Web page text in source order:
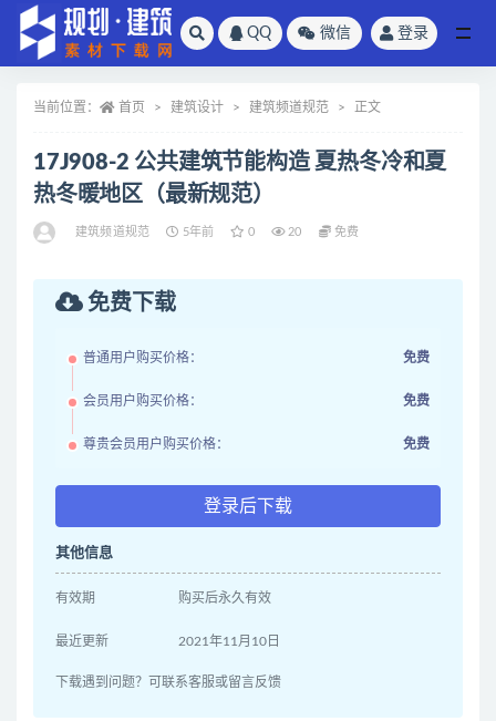
QQ 微信 登录
当前位置： 首页 建筑设计 建筑频道规范 正文
17J908-2 公共建筑节能构造 夏热冬冷和夏
热冬暖地区（最新规范）
建筑频道规范 5年前 0 20 免费
免费下载
普通用户购买价格： 免费
会员用户购买价格： 免费
尊贵会员用户购买价格： 免费
登录后下载
其他信息
有效期 购买后永久有效
最近更新 2021年11月10日
下载遇到问题？可联系客服或留言反馈
全部